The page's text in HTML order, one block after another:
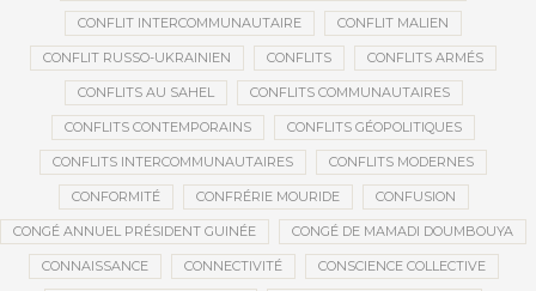
CONFLIT INTERCOMMUNAUTAIRE CONFLIT MALIEN
CONFLIT RUSSO-UKRAINIEN CONFLITS CONFLITS ARMÉS
CONFLITS AU SAHEL CONFLITS COMMUNAUTAIRES
CONFLITS CONTEMPORAINS CONFLITS GÉOPOLITIQUES
CONFLITS INTERCOMMUNAUTAIRES CONFLITS MODERNES
CONFORMITÉ CONFRÉRIE MOURIDE CONFUSION
CONGÉ ANNUEL PRÉSIDENT GUINÉE CONGÉ DE MAMADI DOUMBOUYA
CONNAISSANCE CONNECTIVITÉ CONSCIENCE COLLECTIVE